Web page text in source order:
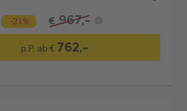
-21% € 967,-
p.P. ab € 762,-